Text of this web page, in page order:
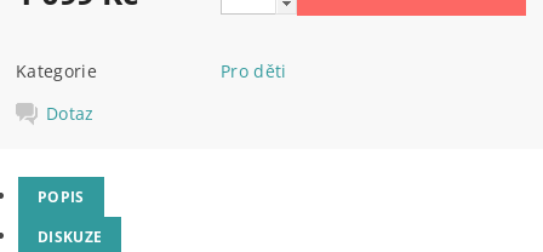
Kategorie
Pro děti
Dotaz
POPIS
DISKUZE